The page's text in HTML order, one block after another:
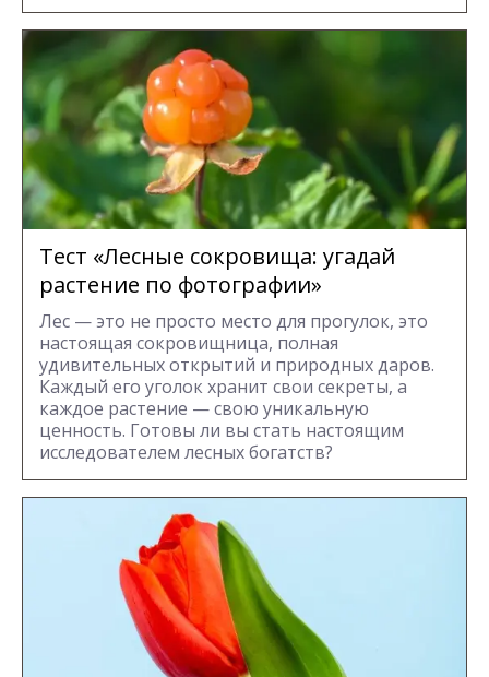
Тест «Лесные сокровища: угадай
растение по фотографии»
Лес — это не просто место для прогулок, это
настоящая сокровищница, полная
удивительных открытий и природных даров.
Каждый его уголок хранит свои секреты, а
каждое растение — свою уникальную
ценность. Готовы ли вы стать настоящим
исследователем лесных богатств?